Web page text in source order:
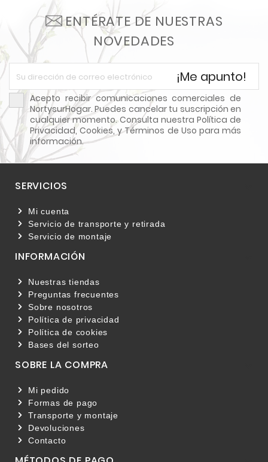
ENTÉRATE DE NUESTRAS
NOVEDADES
¡Me apunto!
Acepto recibir comunicaciones comerciales de
NortysurHogar. Puedes cancelar tu suscripción en
cualquier momento. Consulta nuestra Política de
Privacidad, Cookies, y Términos de Uso para más
información.
SERVICIOS
Mi cuenta
Servicio de transporte y retirada
Servicio de montaje
INFORMACIÓN
Nuestras tiendas
Preguntas frecuentes
Sobre nosotros
Política de privacidad
Política de cookies
Bases del sorteo
SOBRE LA COMPRA
Mi pedido
Formas de pago
Transporte y montaje
Devoluciones
Contacto